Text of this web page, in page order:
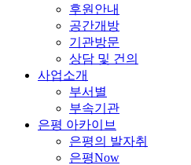
후원안내
공간개방
기관방문
상담 및 건의
사업소개
부서별
부속기관
은평 아카이브
은평의 발자취
은평Now